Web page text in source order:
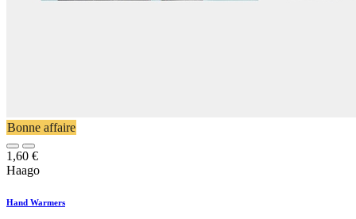
Bonne affaire
1,60 €
Haago
Hand Warmers